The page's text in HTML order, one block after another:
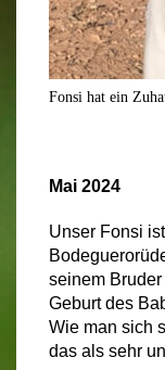
Fonsi hat ein
Mai 2024
Unser Fonsi
seinem
Geburt des
Wie man sich
das als sehr